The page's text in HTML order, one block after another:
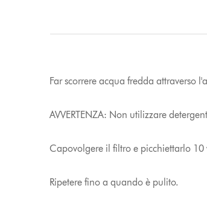
Far scorrere acqua fredda attraverso
AVVERTENZA: Non utilizzare
Capovolgere il filtro e picchiettarlo 10
Ripetere fino a quando è pulito.